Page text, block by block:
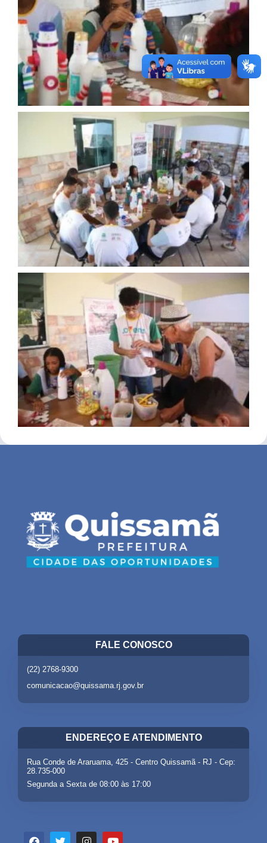
FALE CONOSCO
(22) 2768-9300
comunicacao@quissama.rj.gov.br
ENDEREÇO E ATENDIMENTO
Rua Conde de Araruama, 425 - Centro Quissamã - RJ - Cep:
28.735-000
Segunda a Sexta de 08:00 às 17:00